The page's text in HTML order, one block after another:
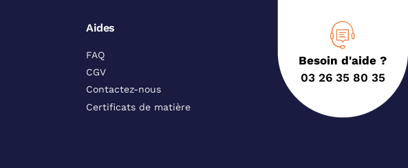
Besoin d'aide ?
03 26 35 80 35
Aides
FAQ
CGV
Contactez-nous
Certificats de matière